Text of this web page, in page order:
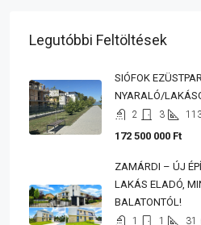
Legutóbbi Feltöltések
SIÓFOK
NYARALÓ/
2 3
172 500 000 Ft
ZAMÁRDI – ÚJ
LAKÁS ELADÓ,
BALATONTÓL!
1 1 31